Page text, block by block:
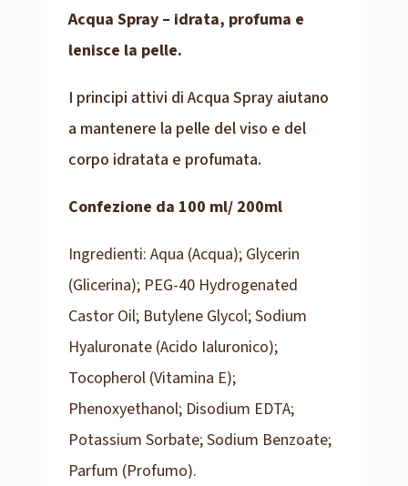
Acqua Spray – idrata, profuma e
lenisce la pelle.
I principi attivi di Acqua Spray aiutano
a mantenere la pelle del viso e del
corpo idratata e profumata.
Confezione da 100 ml/ 200ml
Ingredienti: Aqua (Acqua); Glycerin
(Glicerina); PEG-40 Hydrogenated
Castor Oil; Butylene Glycol; Sodium
Hyaluronate (Acido Ialuronico);
Tocopherol (Vitamina E);
Phenoxyethanol; Disodium EDTA;
Potassium Sorbate; Sodium Benzoate;
Parfum (Profumo).